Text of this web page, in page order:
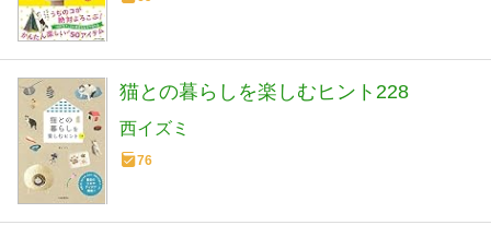
猫との暮らしを楽しむヒント228
西イズミ
76